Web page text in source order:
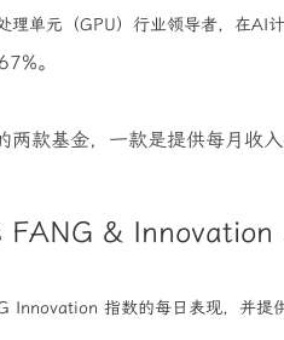
理单元（GPU）行业领导者，在AI
。
款基金，一款是提供每月收
& Innovation
指数的每日表现，并提